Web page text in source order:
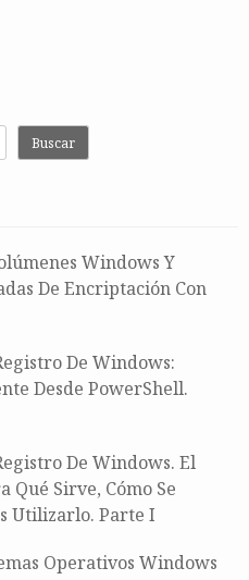
Buscar
Windows Y
De Encriptación Con
De Windows:
Desde PowerShell.
De Windows. El
Qué Sirve, Cómo Se
Utilizarlo. Parte I
Operativos Windows